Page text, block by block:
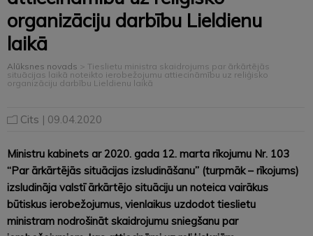
organizāciju darbību Lieldienu
laikā
Alūksnes novads > Tieslietu ministra skaidrojums par ārkārtējās
situācijas laikā noteikto ierobežojumu attiecināmību uz reliģisko
organizāciju darbību Lieldienu laikā
Cits | 09.04.2020
Ministru kabinets ar 2020. gada 12. marta rīkojumu Nr. 103
“Par ārkārtējās situācijas izsludināšanu” (turpmāk – rīkojums)
izsludināja valstī ārkārtējo situāciju un noteica vairākus
būtiskus ierobežojumus, vienlaikus uzdodot tieslietu
ministram nodrošināt skaidrojumu sniegšanu par